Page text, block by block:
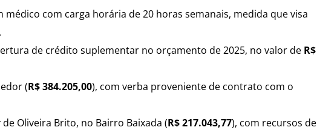
com carga horária de 20 horas semanais, medida que visa
de crédito suplementar no orçamento de 2025, no valor de R$
(R$ 384.205,00), com verba proveniente de contrato com o
Oliveira Brito, no Bairro Baixada (R$ 217.043,77), com recursos de